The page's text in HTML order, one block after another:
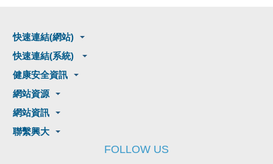
快速連結(網站)
快速連結(系統)
健康安全資訊
網站資源
網站資訊
聯繫興大
FOLLOW US